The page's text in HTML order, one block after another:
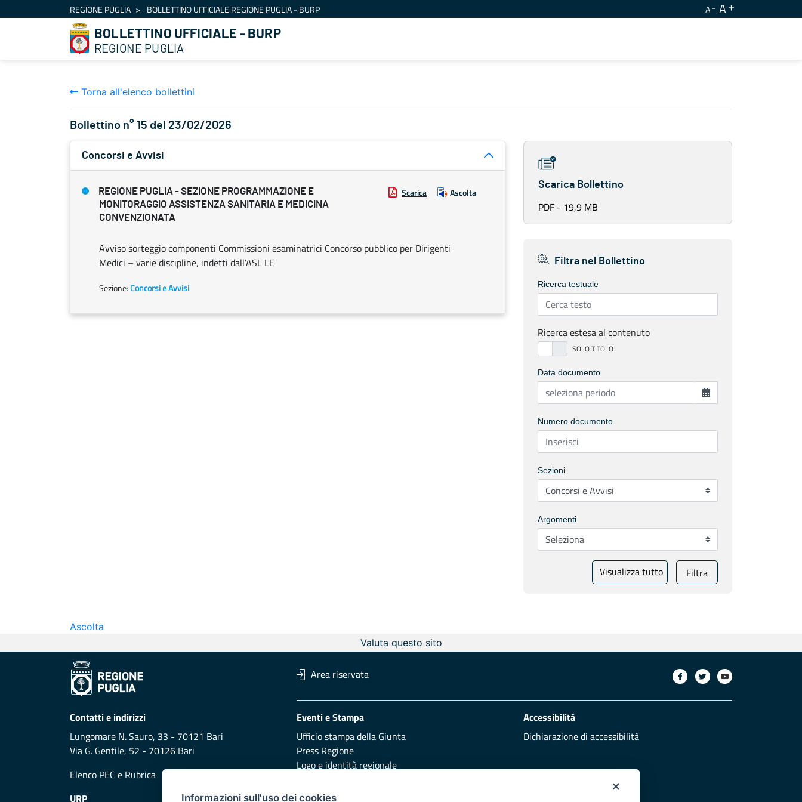
Salta al contenutoREGIONE PUGLIA BOLLETTINO UFFICIALE REGIONE PUGLIA - BURP A A
BOLLETTINO UFFICIALE - BURP
REGIONE PUGLIA
Torna all'elenco bollettini
Bollettino n° 15 del 23/02/2026
Concorsi e Avvisi
REGIONE PUGLIA - SEZIONE PROGRAMMAZIONE E
MONITORAGGIO ASSISTENZA SANITARIA E MEDICINA
CONVENZIONATA
Scarica Ascolta
Avviso sorteggio componenti Commissioni esaminatrici Concorso pubblico per Dirigenti
Medici – varie discipline, indetti dall’ASL LE
Sezione:Concorsi e Avvisi
Scarica Bollettino
PDF - 19,9 MB
Filtra nel Bollettino
Ricerca testuale
Ricerca estesa al contenuto
Data documento
Numero documento
Sezioni
Argomenti
Visualizza tutto Filtra
Ascolta
Valuta questo sito
Area riservata
Contatti e indirizzi
Lungomare N. Sauro, 33 - 70121 Bari
Via G. Gentile, 52 - 70126 Bari
Elenco PEC e Rubrica
Eventi e Stampa
Ufficio stampa della Giunta
Press Regione
Logo e identità regionale
Accessibilità
Dichiarazione di accessibilità
URP Redazione
×
Informazioni sull'uso dei cookies